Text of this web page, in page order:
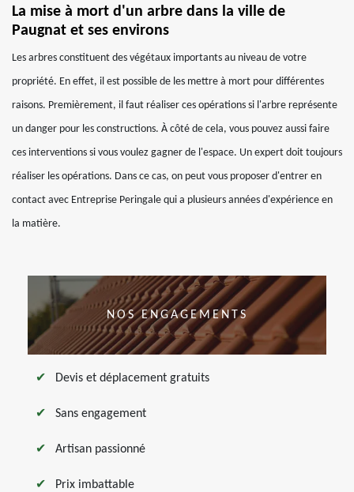
La mise à mort d'un arbre dans la ville de
Paugnat et ses environs
Les arbres constituent des végétaux importants au niveau de votre
propriété. En effet, il est possible de les mettre à mort pour différentes
raisons. Premièrement, il faut réaliser ces opérations si l'arbre représente
un danger pour les constructions. À côté de cela, vous pouvez aussi faire
ces interventions si vous voulez gagner de l'espace. Un expert doit toujours
réaliser les opérations. Dans ce cas, on peut vous proposer d'entrer en
contact avec Entreprise Peringale qui a plusieurs années d'expérience en
la matière.
NOS ENGAGEMENTS
Devis et déplacement gratuits
Sans engagement
Artisan passionné
Prix imbattable